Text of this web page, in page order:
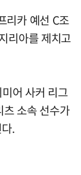
리카 예선 C조
리아를 제치고
어 사커 리그
소속 선수가
.